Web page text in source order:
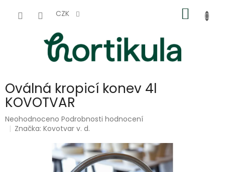
CZK
KOŠÍK
Oválná kropicí konev 4l
KOVOTVAR
Průměrné
hodnocení
Neohodnoceno Podrobnosti hodnocení
Značka:Kovotvar v. d.